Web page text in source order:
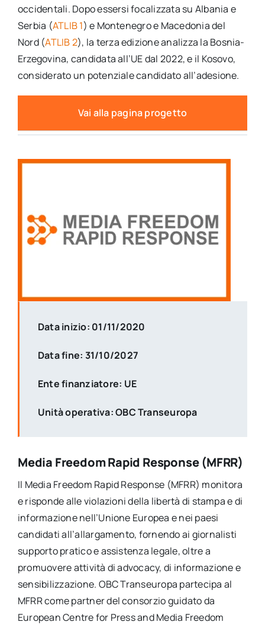
occidentali. Dopo essersi focalizzata su Albania e
Serbia (ATLIB 1) e Montenegro e Macedonia del
Nord (ATLIB 2), la terza edizione analizza la Bosnia-
Erzegovina, candidata all’UE dal 2022, e il Kosovo,
considerato un potenziale candidato all’adesione.
Vai alla pagina progetto
Data inizio: 01/11/2020
Data fine: 31/10/2027
Ente finanziatore: UE
Unità operativa: OBC Transeuropa
Media Freedom Rapid Response (MFRR)
Il Media Freedom Rapid Response (MFRR) monitora
e risponde alle violazioni della libertà di stampa e di
informazione nell’Unione Europea e nei paesi
candidati all’allargamento, fornendo ai giornalisti
supporto pratico e assistenza legale, oltre a
promuovere attività di advocacy, di informazione e
sensibilizzazione. OBC Transeuropa partecipa al
MFRR come partner del consorzio guidato da
European Centre for Press and Media Freedom